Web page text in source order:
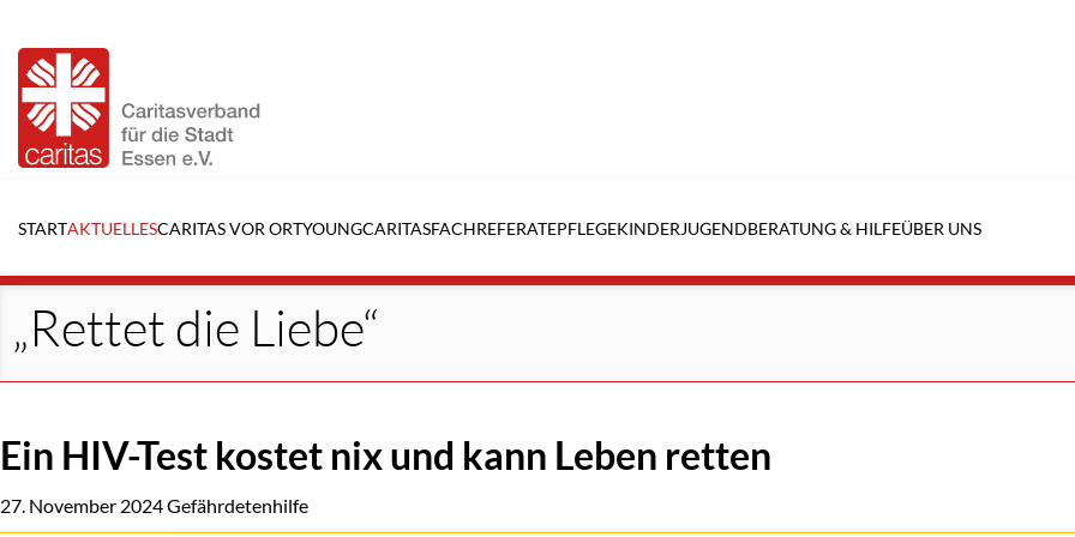
überspringen
STARTAKTUELLESCARITAS VOR ORTYOUNGCARITASFACHREFERATEPFLEGEKINDERJUGENDBERATUNG & HILFEÜBER UNS
„Rettet die Liebe“
Ein HIV-Test kostet nix und kann Leben retten
27. November 2024Gefährdetenhilfe